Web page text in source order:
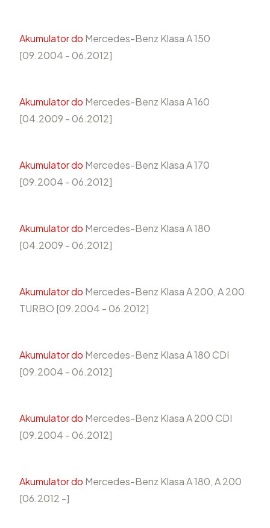
Akumulator do Mercedes-Benz Klasa A 150
[09.2004 - 06.2012]
Akumulator do Mercedes-Benz Klasa A 160
[04.2009 - 06.2012]
Akumulator do Mercedes-Benz Klasa A 170
[09.2004 - 06.2012]
Akumulator do Mercedes-Benz Klasa A 180
[04.2009 - 06.2012]
Akumulator do Mercedes-Benz Klasa A 200, A 200
TURBO [09.2004 - 06.2012]
Akumulator do Mercedes-Benz Klasa A 180 CDI
[09.2004 - 06.2012]
Akumulator do Mercedes-Benz Klasa A 200 CDI
[09.2004 - 06.2012]
Akumulator do Mercedes-Benz Klasa A 180, A 200
[06.2012 -]